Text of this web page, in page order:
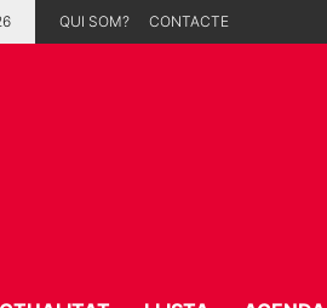
QUI SOM? CONTACTE